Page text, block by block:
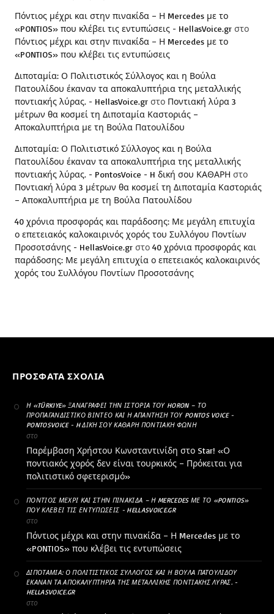
Πόντιος μέχρι και στην πινακίδα – Η Mercedes με το
«PONTIOS» που κλέβει τις εντυπώσεις - HellasVoice.gr στο
Πόντιος μέχρι και στην πινακίδα – Η Mercedes με το
«PONTIOS» που κλέβει τις εντυπώσεις
Διποταμία: Ο Πολιτιστικός Σύλλογος και η Βούλα
Πατουλίδου έκαναν τα αποκαλυπτήρια της μεταλλικής
ποντιακής λύρας. - HellasVoice.gr στο Ποντιακή λύρα 3
μέτρων θα κοσμεί τη Διποταμία Καστοριάς –
Αποκαλυπτήρια με τη Βούλα Πατουλίδου
Διποταμία: Ο Πολιτιστικό Σύλλογος και η Βούλα
Πατουλίδου έκαναν τα αποκαλυπτήρια της μεταλλικής
ποντιακής λύρας. - PontosVoice - H δική σου ΚΑΘΑΡΗ στο
Ποντιακή λύρα 3 μέτρων θα κοσμεί τη Διποταμία Καστοριάς
– Αποκαλυπτήρια με τη Βούλα Πατουλίδου
40 χρόνια προσφοράς και παράδοσης: Με μεγάλη επιτυχία
ο επετειακός καλοκαιρινός χορός του Συλλόγου Ποντίων
Προσοτσάνης - HellasVoice.gr στο 40 χρόνια προσφοράς και
παράδοσης: Με μεγάλη επιτυχία ο επετειακός καλοκαιρινός
χορός του Συλλόγου Ποντίων Προσοτσάνης
ΠΡΌΣΦΑΤΑ ΣΧΌΛΙΑ
Η «TÜRKIYE» ΞΑΝΑΓΡΆΦΕΙ ΤΗΝ ΙΣΤΟΡΊΑ ΤΟΥ HORON – ΤΟ
ΠΡΟΠΑΓΑΝΔΙΣΤΙΚΌ ΒΊΝΤΕΟ ΚΑΙ Η ΑΠΆΝΤΗΣΗ ΤΟΥ PONTOS VOICE -
PONTOSVOICE - H ΔΙΚΉ ΣΟΥ ΚΑΘΑΡΗ ΠΟΝΤΙΑΚΉ ΦΩΝΉ
στο
Παρέμβαση Χρήστου Κωνσταντινίδη στο Star! «Ο
ποντιακός χορός δεν είναι τουρκικός – Πρόκειται για
πολιτιστικό σφετερισμό»
ΠΌΝΤΙΟΣ ΜΈΧΡΙ ΚΑΙ ΣΤΗΝ ΠΙΝΑΚΊΔΑ – Η MERCEDES ΜΕ ΤΟ «PONTIOS»
ΠΟΥ ΚΛΈΒΕΙ ΤΙΣ ΕΝΤΥΠΏΣΕΙΣ - HELLASVOICE.GR
στο
Πόντιος μέχρι και στην πινακίδα – Η Mercedes με το
«PONTIOS» που κλέβει τις εντυπώσεις
ΔΙΠΟΤΑΜΊΑ: Ο ΠΟΛΙΤΙΣΤΙΚΌΣ ΣΎΛΛΟΓΟΣ ΚΑΙ Η ΒΟΎΛΑ ΠΑΤΟΥΛΊΔΟΥ
ΈΚΑΝΑΝ ΤΑ ΑΠΟΚΑΛΥΠΤΉΡΙΑ ΤΗΣ ΜΕΤΑΛΛΙΚΉΣ ΠΟΝΤΙΑΚΉΣ ΛΎΡΑΣ. -
HELLASVOICE.GR
στο